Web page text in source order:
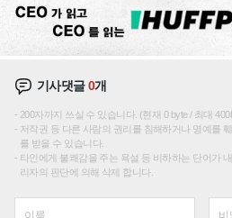
기사댓글0개
200자까지 쓰실 수 있습니다. (현재 0 byte / 최대
저작권 등 다른 사람의 권리를 침해하거나 명예를
를 받을 수 있습니다.
타인에게 불쾌감을 주는 욕설 등 비하하는 단어가
리자의 판단에 의해 삭제 합니다.